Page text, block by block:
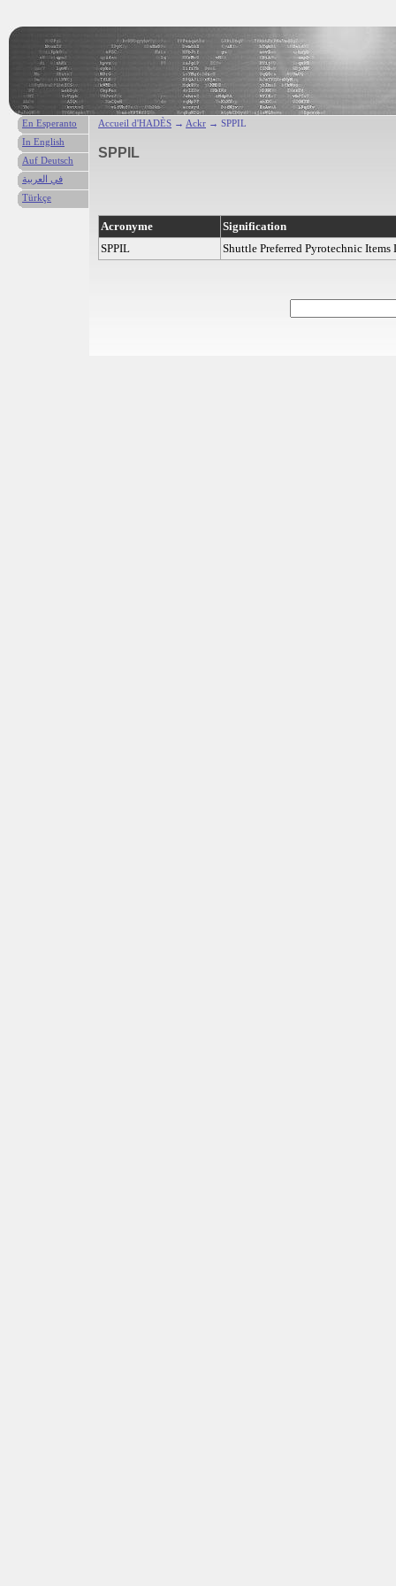
Accueil d'HADÈS → Ackr → SPPIL
SPPIL
Acronyme
Signification
SPPIL
Shuttle Preferred Pyrotechnic Items
En Esperanto
In English
Auf Deutsch
في العربية
Türkçe